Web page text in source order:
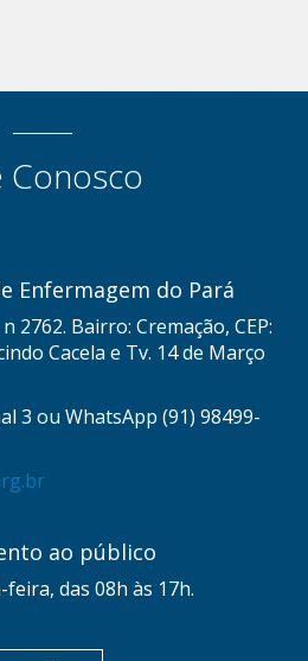
Conosco
Enfermagem do Pará
2762. Bairro: Cremação, CEP:
Cacela e Tv. 14 de Março
3 ou WhatsApp (91) 98499-
ao público
das 08h às 17h.